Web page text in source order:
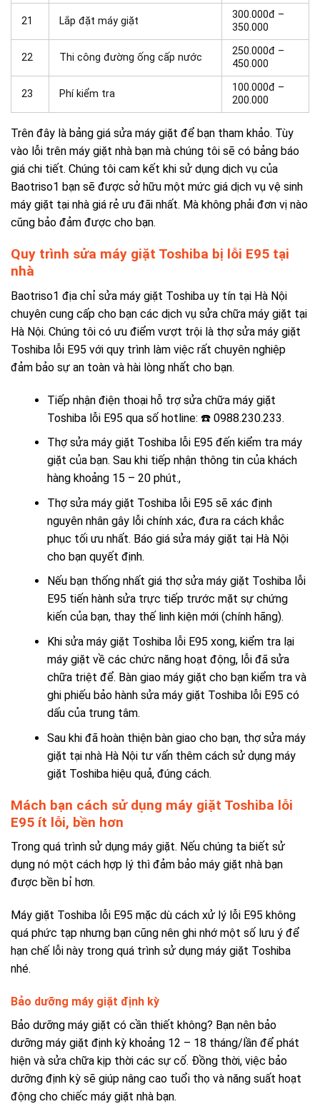
21 Lắp đặt máy giặt
300.000đ –
350.000
22 Thi công đường ống cấp nước
250.000đ –
450.000
23 Phí kiểm tra
100.000đ –
200.000
Trên đây là bảng giá sửa máy giặt để bạn tham khảo. Tùy
vào lỗi trên máy giặt nhà bạn mà chúng tôi sẽ có bảng báo
giá chi tiết. Chúng tôi cam kết khi sử dụng dịch vụ của
Baotriso1 bạn sẽ được sở hữu một mức giá dịch vụ vệ sinh
máy giặt tại nhà giá rẻ ưu đãi nhất. Mà không phải đơn vị nào
cũng bảo đảm được cho bạn.
Quy trình sửa máy giặt Toshiba bị lỗi E95 tại
nhà
Baotriso1 địa chỉ sửa máy giặt Toshiba uy tín tại Hà Nội
chuyên cung cấp cho bạn các dịch vụ sửa chữa máy giặt tại
Hà Nội. Chúng tôi có ưu điểm vượt trội là thợ sửa máy giặt
Toshiba lỗi E95 với quy trình làm việc rất chuyên nghiệp
đảm bảo sự an toàn và hài lòng nhất cho bạn.
Tiếp nhận điện thoại hỗ trợ sửa chữa máy giặt
Toshiba lỗi E95 qua số hotline: ☎️ 0988.230.233.
Thợ sửa máy giặt Toshiba lỗi E95 đến kiểm tra máy
giặt của bạn. Sau khi tiếp nhận thông tin của khách
hàng khoảng 15 – 20 phút.,
Thợ sửa máy giặt Toshiba lỗi E95 sẽ xác định
nguyên nhân gây lỗi chính xác, đưa ra cách khắc
phục tối ưu nhất. Báo giá sửa máy giặt tại Hà Nội
cho bạn quyết định.
Nếu bạn thống nhất giá thợ sửa máy giặt Toshiba lỗi
E95 tiến hành sửa trực tiếp trước mặt sự chứng
kiến của bạn, thay thế linh kiện mới (chính hãng).
Khi sửa máy giặt Toshiba lỗi E95 xong, kiểm tra lại
máy giặt về các chức năng hoạt động, lỗi đã sửa
chữa triệt để. Bàn giao máy giặt cho bạn kiểm tra và
ghi phiếu bảo hành sửa máy giặt Toshiba lỗi E95 có
dấu của trung tâm.
Sau khi đã hoàn thiện bàn giao cho bạn, thợ sửa máy
giặt tại nhà Hà Nội tư vấn thêm cách sử dụng máy
giặt Toshiba hiệu quả, đúng cách.
Mách bạn cách sử dụng máy giặt Toshiba lỗi
E95 ít lỗi, bền hơn
Trong quá trình sử dụng máy giặt. Nếu chúng ta biết sử
dụng nó một cách hợp lý thì đảm bảo máy giặt nhà bạn
được bền bỉ hơn.
Máy giặt Toshiba lỗi E95 mặc dù cách xử lý lỗi E95 không
quá phức tạp nhưng bạn cũng nên ghi nhớ một số lưu ý để
hạn chế lỗi này trong quá trình sử dụng máy giặt Toshiba
nhé.
Bảo dưỡng máy giặt định kỳ
Bảo dưỡng máy giặt có cần thiết không? Bạn nên bảo
dưỡng máy giặt định kỳ khoảng 12 – 18 tháng/lần để phát
hiện và sửa chữa kịp thời các sự cố. Đồng thời, việc bảo
dưỡng định kỳ sẽ giúp nâng cao tuổi thọ và năng suất hoạt
động cho chiếc máy giặt nhà bạn.